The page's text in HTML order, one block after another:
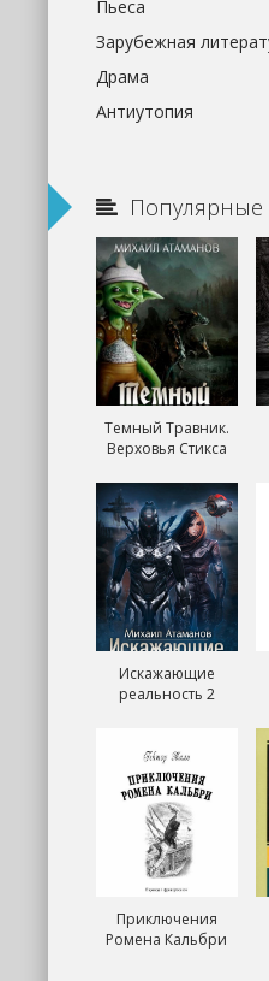
Пьеса
Зарубежная
Драма
Антиутопия
Популярные
Темный Травник.
Верховья Стикса
Искажающие
реальность 2
Приключения
Ромена Кальбри